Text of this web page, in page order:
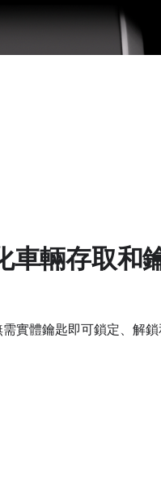
車輛存取和
實體鑰匙即可鎖定、解鎖